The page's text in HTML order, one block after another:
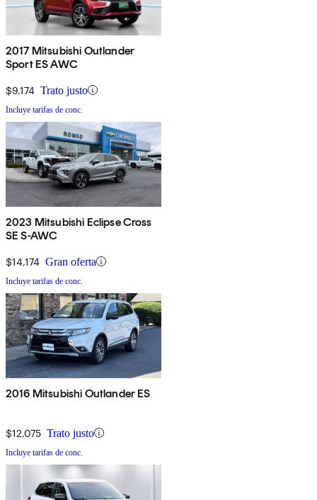
2017 Mitsubishi Outlander
Sport ES AWC
$9,174 Trato justo
Incluye tarifas de conc.
2023 Mitsubishi Eclipse Cross
SE S-AWC
$14,174 Gran oferta
Incluye tarifas de conc.
2016 Mitsubishi Outlander ES
$12,075 Trato justo
Incluye tarifas de conc.